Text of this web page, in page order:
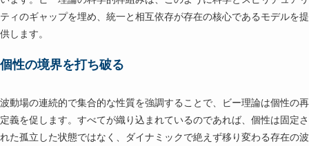
ティのギャップを埋め、統一と相互依存が存在の核心であるモデルを提
供します。
個性の境界を打ち破る
波動場の連続的で集合的な性質を強調することで、ビー理論は個性の再
定義を促します。すべてが織り込まれているのであれば、個性は固定さ
れた孤立した状態ではなく、ダイナミックで絶えず移り変わる存在の波